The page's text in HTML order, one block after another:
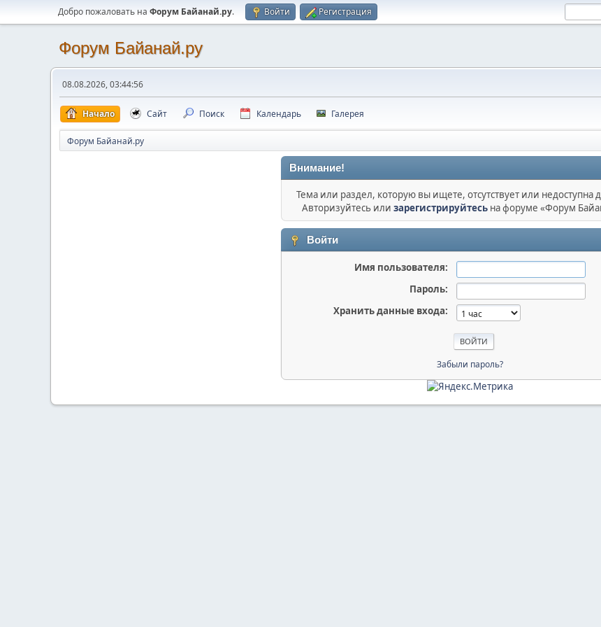
Добро пожаловать на Форум Байанай.ру. Войти Регистрация
Форум Байанай.ру
08.08.2026, 03:44:56
Начало Сайт Поиск Календарь Галерея
Форум Байанай.ру
Внимание!
Тема или раздел, которую вы ищете, отсутствует или недоступна
Авторизуйтесь или зарегистрируйтесь на форуме «Форум
Войти
Имя пользователя:
Пароль:
Хранить данные входа:
Забыли пароль?